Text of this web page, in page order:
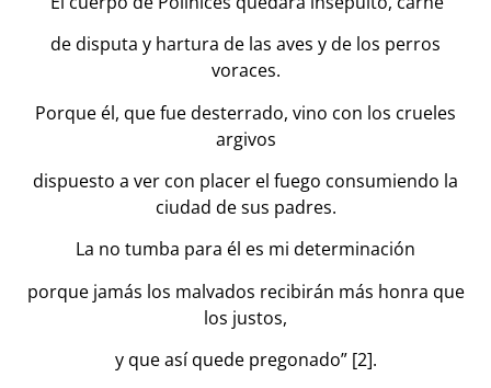
de disputa y hartura de las aves y de los perros
voraces.
Porque él, que fue desterrado, vino con los crueles
argivos
dispuesto a ver con placer el fuego consumiendo la
ciudad de sus padres.
La no tumba para él es mi determinación
porque jamás los malvados recibirán más honra que
los justos,
y que así quede pregonado” [2].